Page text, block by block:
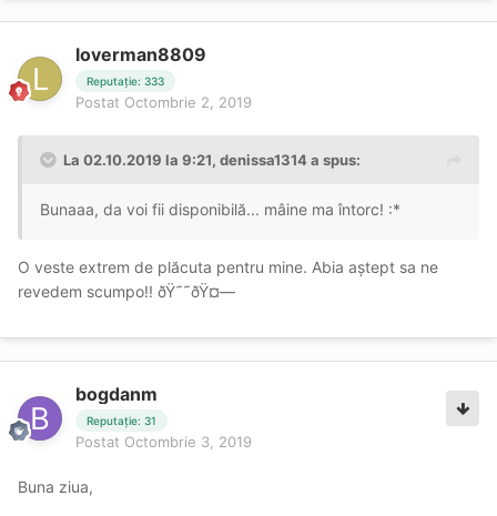
loverman8809
Reputație: 333
Postat Octombrie 2, 2019
La 02.10.2019 la 9:21, denissa1314 a spus:
Bunaaa, da voi fii disponibilă... mâine ma întorc! :*
O veste extrem de plăcuta pentru mine. Abia aștept sa ne
revedem scumpo!! ðŸ˜˜ðŸ¤—
bogdanm
Reputație: 31
Postat Octombrie 3, 2019
Buna ziua,